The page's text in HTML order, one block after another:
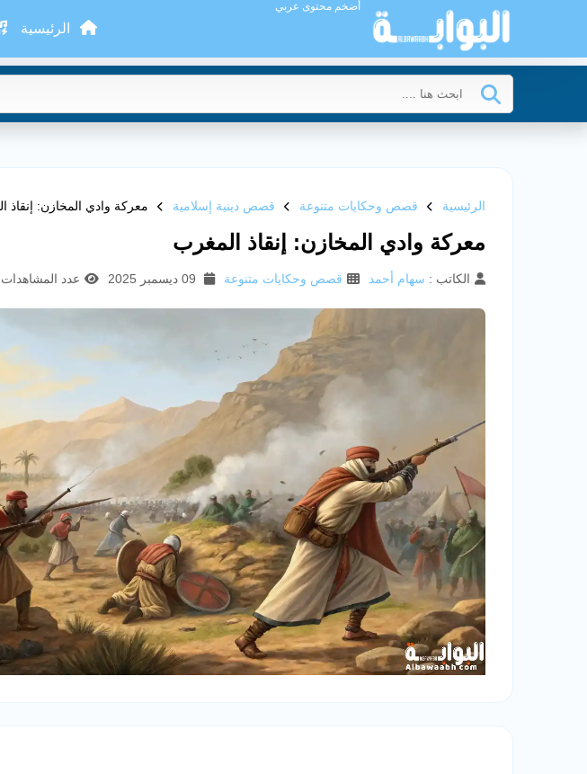
أضخم محتوى عربي
الرئيسية
الرئيسية قصص وحكايات متنوعة قصص دينية إسلامية معركة وادي المخازن: إنقاذ
معركة وادي المخازن: إنقاذ المغرب
الكاتب : سهام أحمد قصص وحكايات متنوعة عدد المشاهدات :